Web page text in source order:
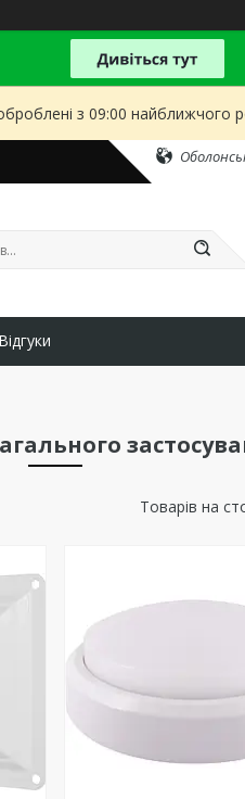
з 09:00 найближчого
Відгуки